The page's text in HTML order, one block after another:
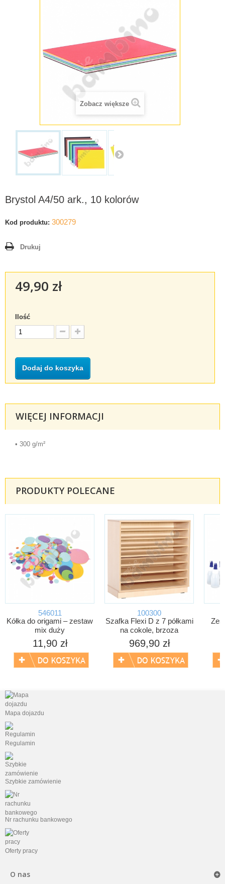
Zobacz większe
Brystol A4/50 ark., 10 kolorów
Kod produktu: 300279
Drukuj
49,90 zł
Ilość
Dodaj do koszyka
WIĘCEJ INFORMACJI
• 300 g/m²
PRODUKTY POLECANE
546011
Kółka do origami – zestaw
mix duży
11,90 zł
100300
Szafka Flexi D z 7 półkami
na cokole, brzoza
969,90 zł
Mapa dojazdu
Regulamin
Szybkie zamówienie
Nr rachunku bankowego
Oferty pracy
O nas